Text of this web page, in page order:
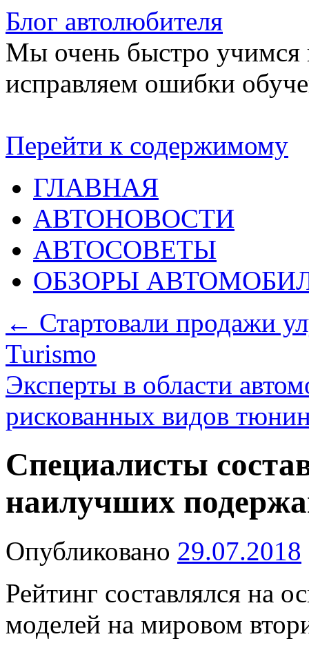
Блог автолюбителя
Мы очень быстро учимся
исправляем ошибки
Перейти к содержимому
ГЛАВНАЯ
АВТОНОВОСТИ
АВТОСОВЕТЫ
ОБЗОРЫ
← Стартовали продажи
Turismo
Эксперты в области
рискованных видов
Специалисты
наилучших
Опубликовано 29.07.2018
Рейтинг составлялся на
моделей на мировом